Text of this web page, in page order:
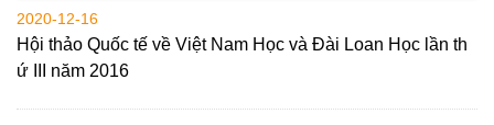
2020-12-16
Hội thảo Quốc tế về Việt Nam Học và Đài Loan Học lần th
ứ III năm 2016